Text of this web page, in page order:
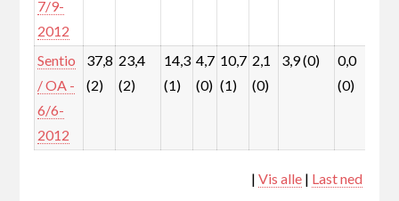
7/9-
2012
Sentio
/ OA -
6/6-
2012
37,8
(2)
23,4
(2)
14,3
(1)
4,7
(0)
10,7
(1)
2,1
(0)
3,9 (0)
0,0
(0)
|Vis alle | Last ned